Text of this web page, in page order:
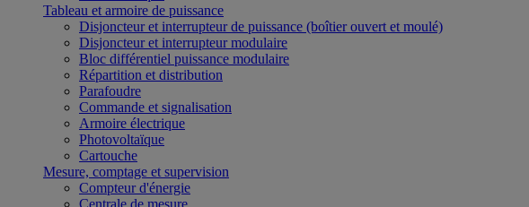
Tableau et armoire de puissance
Disjoncteur et interrupteur de puissance (boîtier ouvert et moulé)
Disjoncteur et interrupteur modulaire
Bloc différentiel puissance modulaire
Répartition et distribution
Parafoudre
Commande et signalisation
Armoire électrique
Photovoltaïque
Cartouche
Mesure, comptage et supervision
Compteur d'énergie
Centrale de mesure